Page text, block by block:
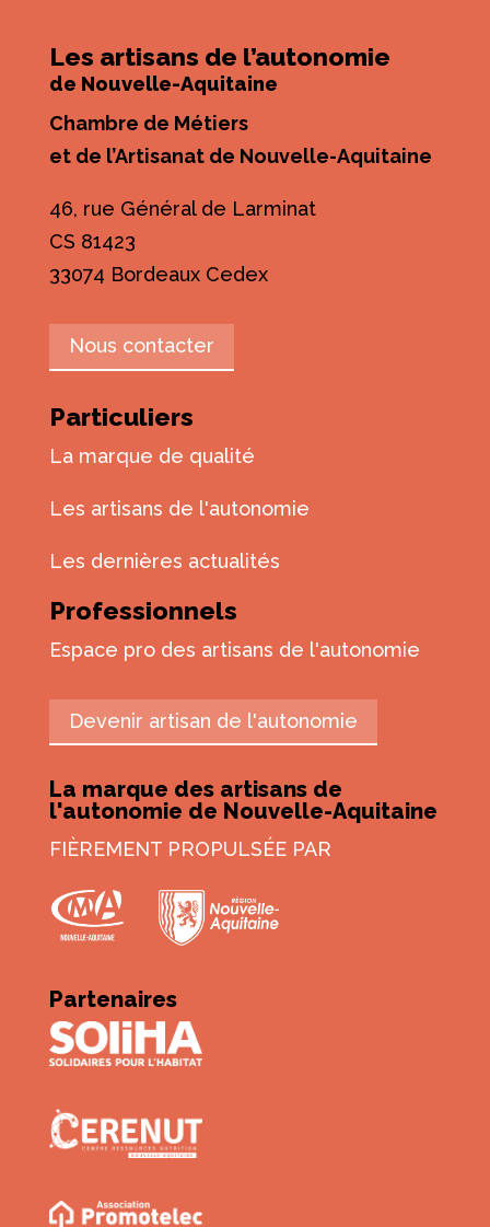
Les artisans de l’autonomie
de Nouvelle-Aquitaine
Chambre de Métiers
et de l’Artisanat de Nouvelle-Aquitaine
46, rue Général de Larminat
CS 81423
33074 Bordeaux Cedex
Nous contacter
Particuliers
La marque de qualité
Les artisans de l'autonomie
Les dernières actualités
Professionnels
Espace pro des artisans de l'autonomie
Devenir artisan de l'autonomie
La marque des artisans de
l'autonomie de Nouvelle-Aquitaine
FIÈREMENT PROPULSÉE PAR
Partenaires